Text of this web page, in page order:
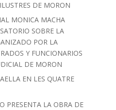
DE MORON
MONICA MACHA
SOBRE LA
POR LA
Y FUNCIONARIOS
DE MORON
EN LES QUATRE
PRESENTA LA OBRA DE